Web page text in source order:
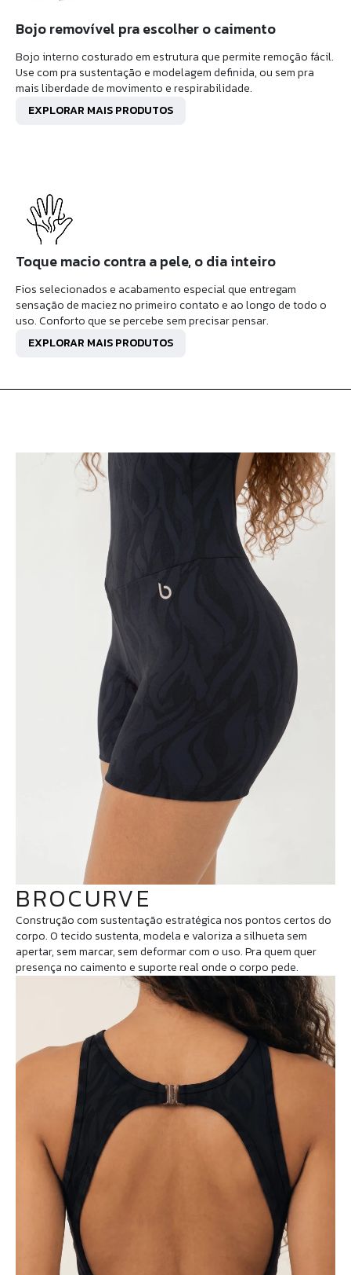
Bojo removível pra escolher o caimento
Bojo interno costurado em estrutura que permite remoção fácil.
Use com pra sustentação e modelagem definida, ou sem pra
mais liberdade de movimento e respirabilidade.
EXPLORAR MAIS PRODUTOS
Toque macio contra a pele, o dia inteiro
Fios selecionados e acabamento especial que entregam
sensação de maciez no primeiro contato e ao longo de todo o
uso. Conforto que se percebe sem precisar pensar.
EXPLORAR MAIS PRODUTOS
BROCURVE
Construção com sustentação estratégica nos pontos certos do
corpo. O tecido sustenta, modela e valoriza a silhueta sem
apertar, sem marcar, sem deformar com o uso. Pra quem quer
presença no caimento e suporte real onde o corpo pede.